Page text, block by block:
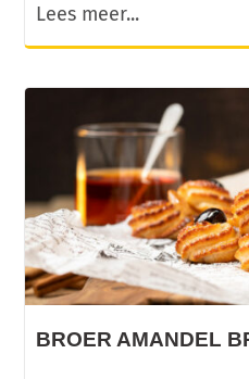
Lees meer...
BROER AMANDEL